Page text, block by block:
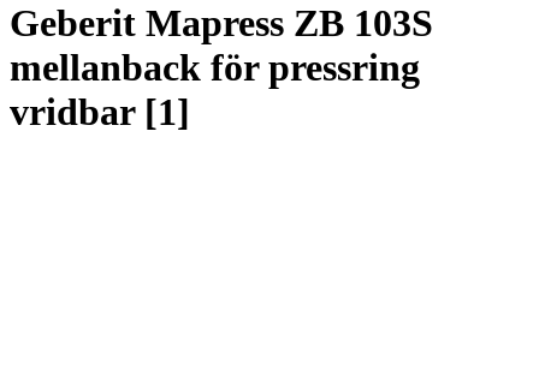
Geberit Mapress ZB 103S
mellanback för pressring
vridbar [1]